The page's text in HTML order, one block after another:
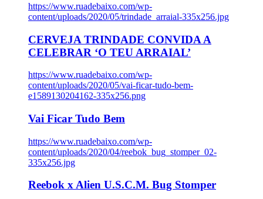
https://www.ruadebaixo.com/wp-
content/uploads/2020/05/trindade_arraial-335x256.jpg
CERVEJA TRINDADE CONVIDA A
CELEBRAR ‘O TEU ARRAIAL’
https://www.ruadebaixo.com/wp-
content/uploads/2020/05/vai-ficar-tudo-bem-
e1589130204162-335x256.png
Vai Ficar Tudo Bem
https://www.ruadebaixo.com/wp-
content/uploads/2020/04/reebok_bug_stomper_02-
335x256.jpg
Reebok x Alien U.S.C.M. Bug Stomper